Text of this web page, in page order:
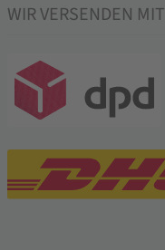
WIR VERSENDEN MIT